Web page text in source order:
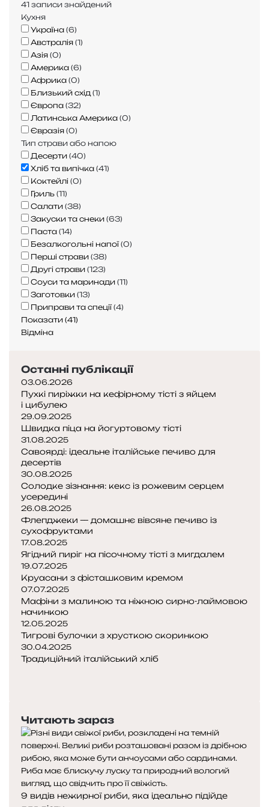
м
о
в
о
ю
н
а
ч
и
н
к
о
ю
ю
с
к
о
р
и
н
к
о
ю
і
й
с
ь
к
и
й
х
л
і
б
41 записи знайдений
Кухня
Україна (6)
Австралія (1)
Азія (0)
Америка (6)
Африка (0)
Близький схід (1)
Європа (32)
Латинська Америка (0)
Євразія (0)
Тип страви або напою
Десерти (40)
Хліб та випічка (41)
Коктейлі (0)
Гриль (11)
Салати (38)
Закуски та снеки (63)
Паста (14)
Безалкогольні напої (0)
Перші страви (38)
Другі страви (123)
Соуси та маринади (11)
Заготовки (13)
Приправи та спеції (4)
Показати (41)
Відміна
Останні публікації
03.06.2026
Пухкі пиріжки на кефірному тісті з яйцем
і цибулею
29.09.2025
Швидка піца на йогуртовому тісті
31.08.2025
Савоярді: ідеальне італійське печиво для
десертів
30.08.2025
Солодке зізнання: кекс із рожевим серцем
усередині
26.08.2025
Флепджеки — домашнє вівсяне печиво із
сухофруктами
17.08.2025
Ягідний пиріг на пісочному тісті з мигдалем
19.07.2025
Круасани з фісташковим кремом
07.07.2025
Мафіни з малиною та ніжною сирно-лаймовою
начинкою
12.05.2025
Тигрові булочки з хрусткою скоринкою
30.04.2025
Традиційний італійський хліб
р
е
д
н
я
с
т
т
у
п
н
а
с
т
Читають зараз
9 видів нежирної риби, яка ідеально підійде